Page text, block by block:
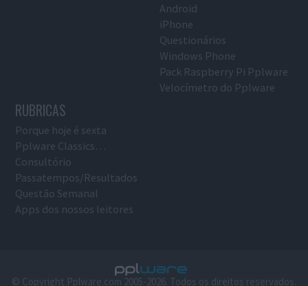
Android
iPhone
Questionários
Windows Phone
Pack Raspberry Pi Pplware
Velocímetro do Pplware
RUBRICAS
Porque hoje é sexta
Pplware Classics…
Consultório
Passatempos/Resultados
Questão Semanal
Apps dos nossos leitores
© Copyright Pplware.com 2005-2026. Todos os direitos reservados.